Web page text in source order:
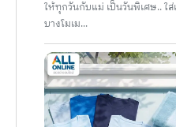
ให้ทุกวันกับแม่ เป็นวันพิเศษ.. ใ
บางโมเม...